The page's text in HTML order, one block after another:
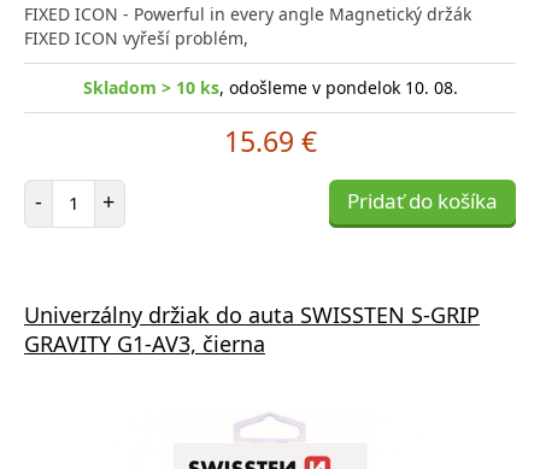
FIXED ICON - Powerful in every angle Magnetický držák
FIXED ICON vyřeší problém,
Skladom > 10 ks, odošleme v pondelok 10. 08.
15.69 €
- Počet položiek
+ Pridať do košíka
Univerzálny držiak do auta SWISSTEN S-GRIP
GRAVITY G1-AV3, čierna